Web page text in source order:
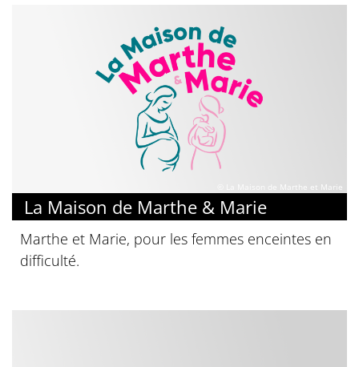
© La Maison de Marthe et Marie
La Maison de Marthe & Marie
Marthe et Marie, pour les femmes enceintes en
difficulté.